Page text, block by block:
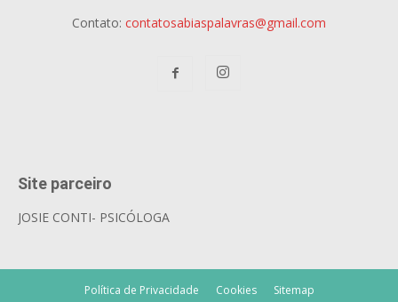
Contato: contatosabiaspalavras@gmail.com
Site parceiro
JOSIE CONTI- PSICÓLOGA
Política de Privacidade Cookies Sitemap